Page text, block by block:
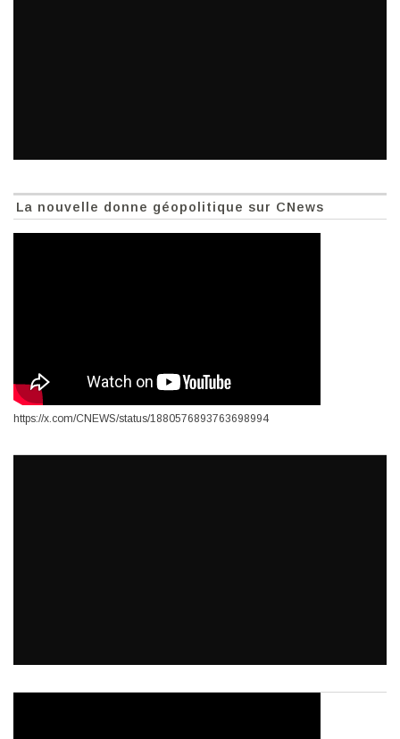
La nouvelle donne géopolitique sur CNews
https://x.com/CNEWS/status/1880576893763698994